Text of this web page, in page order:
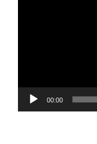
00:00